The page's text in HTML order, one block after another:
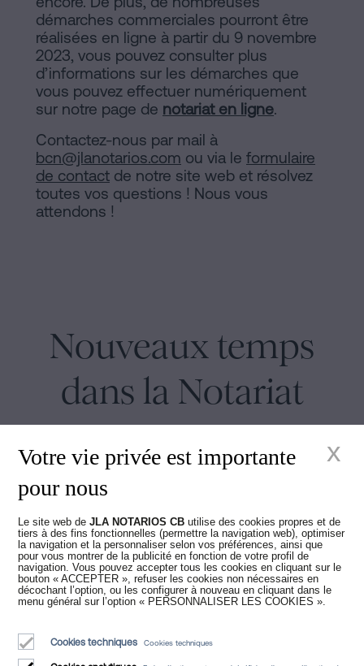
démarches commerciales pourront être
réalisées en ligne à partir du 9 novembre
2023, vous pouvez consulter plus
d’informations sur les démarches que
vous pouvez effectuer numériquement
sur notre page de notariat en ligne.
Contactez-nous par mail à
bcn@jlanotarios.com ou via le formulaire
de contact de notre site web et résolvez
toutes vos questions ! Nous vous
attendons !
Nouveaux temps
dans la Notariat
Juan Madridejos Velasco
Luis Alberto Álvarez Moreno
Notaires de Barcelone et notaires en ligne pour toute l'Espagne
Services
Qui sommes-nous
Votre vie privée est importante
pour nous
Le site web deJLA NOTARIOS CB utilise des cookies propres et de
tiers à des fins fonctionnelles (permettre la navigation web), optimiser
la navigation et la personnaliser selon vos préférences, ainsi que
pour vous montrer de la publicité en fonction de votre profil de
navigation. Vous pouvez accepter tous les cookies en cliquant sur le
bouton « ACCEPTER », refuser les cookies non nécessaires en
décochant l’option, ou les configurer à nouveau en cliquant dans le
menu général sur l’option « PERSONNALISER LES COOKIES ».
Cookies techniques Cookies techniques
x